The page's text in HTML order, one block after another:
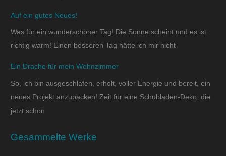
Auf ein gutes Neues!
Was für ein wunderschöner Tag! Die Sonne scheint und es ist
richtig warm! Einen besseren Tag hätte ich mir nicht
Ein Drache für mein Wohnzimmer
So, ich bin ausgeschlafen, erholt, voller Energie und bereit, ein
neues Projekt anzupacken! Zeit für eine Schubladen-Deko, die
jetzt schon
Gesammelte Werke